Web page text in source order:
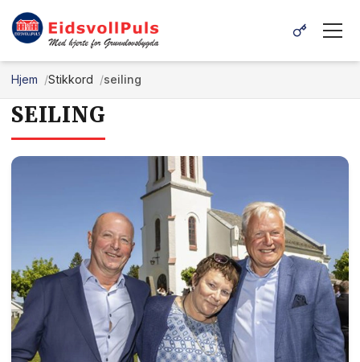
Hjem Stikkord seiling
SEILING